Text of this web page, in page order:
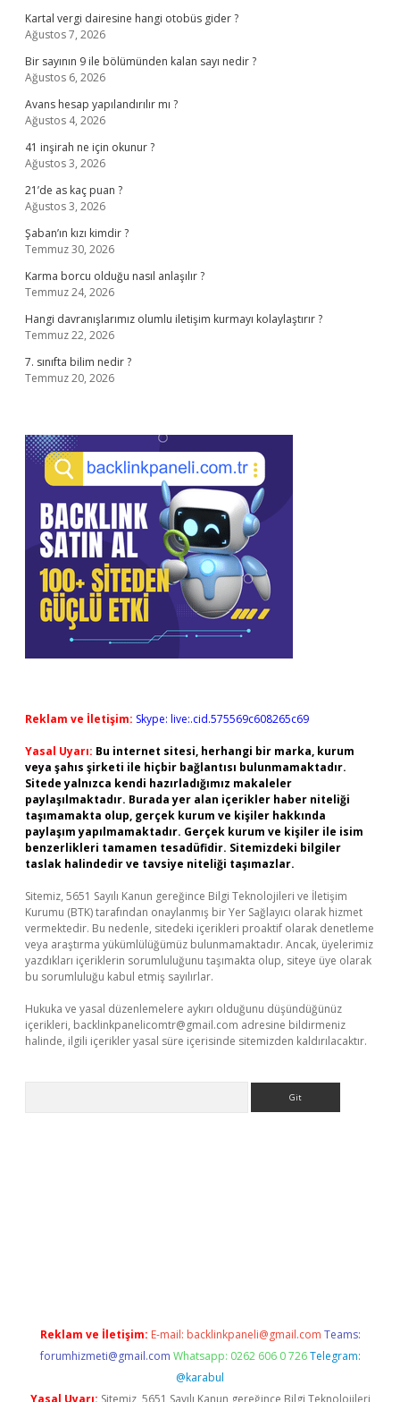
Kartal vergi dairesine hangi otobüs gider ?
Ağustos 7, 2026
Bir sayının 9 ile bölümünden kalan sayı nedir ?
Ağustos 6, 2026
Avans hesap yapılandırılır mı ?
Ağustos 4, 2026
41 inşirah ne için okunur ?
Ağustos 3, 2026
21’de as kaç puan ?
Ağustos 3, 2026
Şaban’ın kızı kimdir ?
Temmuz 30, 2026
Karma borcu olduğu nasıl anlaşılır ?
Temmuz 24, 2026
Hangi davranışlarımız olumlu iletişim kurmayı kolaylaştırır ?
Temmuz 22, 2026
7. sınıfta bilim nedir ?
Temmuz 20, 2026
Reklam ve İletişim: Skype: live:.cid.575569c608265c69
Yasal Uyarı: Bu internet sitesi, herhangi bir marka, kurum
veya şahıs şirketi ile hiçbir bağlantısı bulunmamaktadır.
Sitede yalnızca kendi hazırladığımız makaleler
paylaşılmaktadır. Burada yer alan içerikler haber niteliği
taşımamakta olup, gerçek kurum ve kişiler hakkında
paylaşım yapılmamaktadır. Gerçek kurum ve kişiler ile isim
benzerlikleri tamamen tesadüfidir. Sitemizdeki bilgiler
taslak halindedir ve tavsiye niteliği taşımazlar.
Sitemiz, 5651 Sayılı Kanun gereğince Bilgi Teknolojileri ve İletişim
Kurumu (BTK) tarafından onaylanmış bir Yer Sağlayıcı olarak hizmet
vermektedir. Bu nedenle, sitedeki içerikleri proaktif olarak denetleme
veya araştırma yükümlülüğümüz bulunmamaktadır. Ancak, üyelerimiz
yazdıkları içeriklerin sorumluluğunu taşımakta olup, siteye üye olarak
bu sorumluluğu kabul etmiş sayılırlar.
Hukuka ve yasal düzenlemelere aykırı olduğunu düşündüğünüz
içerikleri, backlinkpanelicomtr@gmail.com adresine bildirmeniz
halinde, ilgili içerikler yasal süre içerisinde sitemizden kaldırılacaktır.
Reklam ve İletişim: E-mail: backlinkpaneli@gmail.com Teams:
forumhizmeti@gmail.com Whatsapp: 0262 606 0 726 Telegram:
@karabul
Yasal Uyarı: Sitemiz, 5651 Sayılı Kanun gereğince Bilgi Teknolojileri